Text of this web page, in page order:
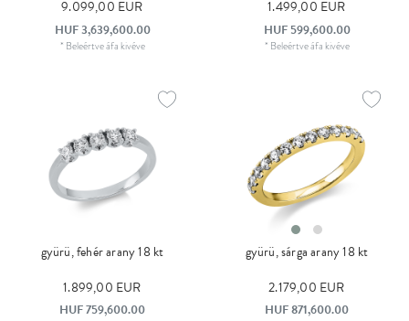
9.099,00 EUR
HUF 3,639,600.00
* Beleértve áfa kivéve
1.499,00 EUR
HUF 599,600.00
* Beleértve áfa kivéve
gyürü, fehér arany 18 kt
1.899,00 EUR
HUF 759,600.00
gyürü, sárga arany 18 kt
2.179,00 EUR
HUF 871,600.00